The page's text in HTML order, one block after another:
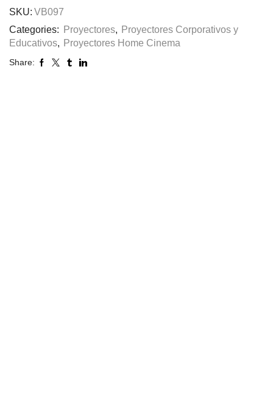
SKU: VB097
Categories:
Proyectores, Proyectores Corporativos y
Educativos, Proyectores Home Cinema
Share: